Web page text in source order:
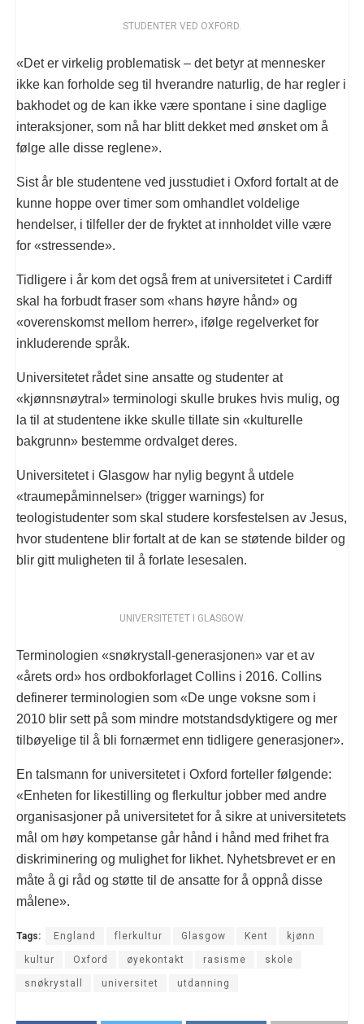
STUDENTER VED OXFORD.
«Det er virkelig problematisk – det betyr at mennesker
ikke kan forholde seg til hverandre naturlig, de har regler i
bakhodet og de kan ikke være spontane i sine daglige
interaksjoner, som nå har blitt dekket med ønsket om å
følge alle disse reglene».
Sist år ble studentene ved jusstudiet i Oxford fortalt at de
kunne hoppe over timer som omhandlet voldelige
hendelser, i tilfeller der de fryktet at innholdet ville være
for «stressende».
Tidligere i år kom det også frem at universitetet i Cardiff
skal ha forbudt fraser som «hans høyre hånd» og
«overenskomst mellom herrer», ifølge regelverket for
inkluderende språk.
Universitetet rådet sine ansatte og studenter at
«kjønnsnøytral» terminologi skulle brukes hvis mulig, og
la til at studentene ikke skulle tillate sin «kulturelle
bakgrunn» bestemme ordvalget deres.
Universitetet i Glasgow har nylig begynt å utdele
«traumepåminnelser» (trigger warnings) for
teologistudenter som skal studere korsfestelsen av Jesus,
hvor studentene blir fortalt at de kan se støtende bilder og
blir gitt muligheten til å forlate lesesalen.
UNIVERSITETET I GLASGOW.
Terminologien «snøkrystall-generasjonen» var et av
«årets ord» hos ordbokforlaget Collins i 2016. Collins
definerer terminologien som «De unge voksne som i
2010 blir sett på som mindre motstandsdyktigere og mer
tilbøyelige til å bli fornærmet enn tidligere generasjoner».
En talsmann for universitetet i Oxford forteller følgende:
«Enheten for likestilling og flerkultur jobber med andre
organisasjoner på universitetet for å sikre at universitetets
mål om høy kompetanse går hånd i hånd med frihet fra
diskriminering og mulighet for likhet. Nyhetsbrevet er en
måte å gi råd og støtte til de ansatte for å oppnå disse
målene».
Tags: England flerkultur Glasgow Kent kjønn
kultur Oxford øyekontakt rasisme skole
snøkrystall universitet utdanning